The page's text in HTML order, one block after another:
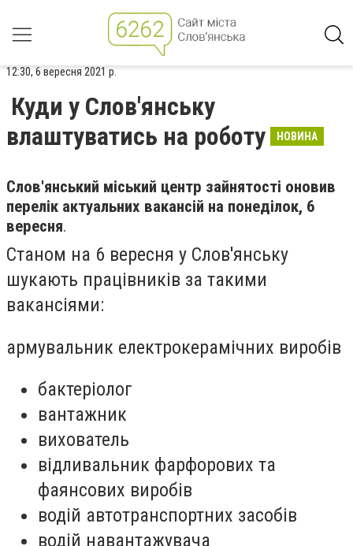
12:30, 6 вересня 2021 р.
Куди у Слов'янську
влаштуватись на роботу
НОВИНА
Слов'янський міський центр зайнятості оновив
перелік актуальних вакансій на понеділок, 6
вересня.
Станом на 6 вересня у Слов'янську
шукають працівників за такими
вакансіями:
армувальник електрокерамічних виробів
бактеріолог
вантажник
вихователь
відливальник фарфорових та
фаянсових виробів
водій автотранспортних засобів
водій навантажувача